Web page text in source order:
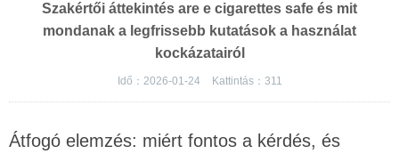
Szakértői áttekintés are e cigarettes safe és mit
mondanak a legfrissebb kutatások a használat
kockázatairól
Idő：2026-01-24 Kattintás： 311
Átfogó elemzés: miért fontos a kérdés, és